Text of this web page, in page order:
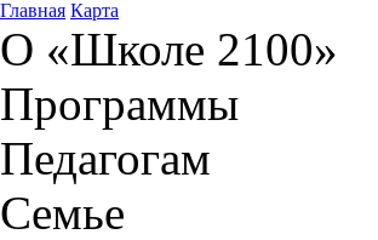
Главная Карта
О «Школе 2100»
Программы
Педагогам
Семье